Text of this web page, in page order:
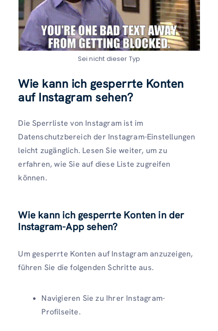
Sei nicht dieser Typ
Wie kann ich gesperrte Konten
auf Instagram sehen?
Die Sperrliste von Instagram ist im
Datenschutzbereich der Instagram-Einstellungen
leicht zugänglich. Lesen Sie weiter, um zu
erfahren, wie Sie auf diese Liste zugreifen
können.
Wie kann ich gesperrte Konten in der
Instagram-App sehen?
Um gesperrte Konten auf Instagram anzuzeigen,
führen Sie die folgenden Schritte aus.
Navigieren Sie zu Ihrer Instagram-
Profilseite.